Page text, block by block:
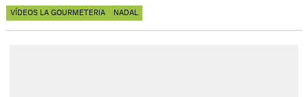
VÍDEOS LA GOURMETERIA NADAL